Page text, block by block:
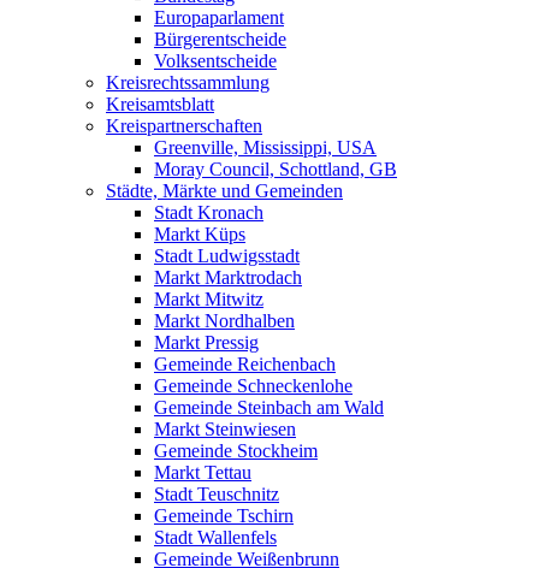
Europaparlament
Bürgerentscheide
Volksentscheide
Kreisrechtssammlung
Kreisamtsblatt
Kreispartnerschaften
Greenville, Mississippi, USA
Moray Council, Schottland, GB
Städte, Märkte und Gemeinden
Stadt Kronach
Markt Küps
Stadt Ludwigsstadt
Markt Marktrodach
Markt Mitwitz
Markt Nordhalben
Markt Pressig
Gemeinde Reichenbach
Gemeinde Schneckenlohe
Gemeinde Steinbach am Wald
Markt Steinwiesen
Gemeinde Stockheim
Markt Tettau
Stadt Teuschnitz
Gemeinde Tschirn
Stadt Wallenfels
Gemeinde Weißenbrunn